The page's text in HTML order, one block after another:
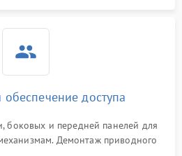
обеспечение доступа
боковых и передней панелей для
Демонтаж приводного